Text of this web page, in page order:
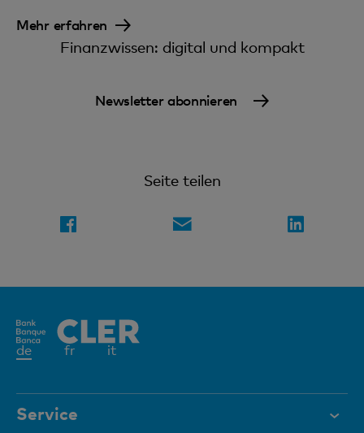
Mehr erfahren
Finanzwissen: digital und kompakt
Newsletter abonnieren
Seite teilen
deAktives
fr it
Service